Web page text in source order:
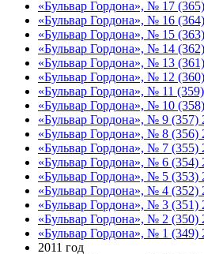
«Бульвар Гордона», № 17
«Бульвар Гордона», № 16
«Бульвар Гордона», № 15
«Бульвар Гордона», № 14
«Бульвар Гордона», № 13
«Бульвар Гордона», № 12
«Бульвар Гордона», № 11
«Бульвар Гордона», № 10
«Бульвар Гордона», № 9 (357)
«Бульвар Гордона», № 8 (356)
«Бульвар Гордона», № 7 (355)
«Бульвар Гордона», № 6 (354)
«Бульвар Гордона», № 5 (353)
«Бульвар Гордона», № 4 (352)
«Бульвар Гордона», № 3 (351)
«Бульвар Гордона», № 2 (350)
«Бульвар Гордона», № 1 (349)
2011 год